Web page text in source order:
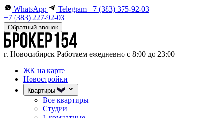
WhatsApp Telegram +7 (383) 375-92-03
+7 (383) 227-92-03
Обратный звонок
г. Новосибирск Работаем ежедневно с 8:00 до 23:00
ЖК на карте
Новостройки
Квартиры
Все квартиры
Студии